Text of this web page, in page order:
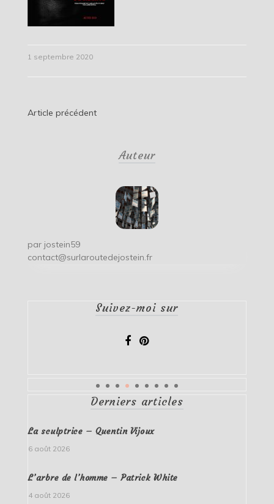
1 septembre 2020
Navigation
Article précédent
Auteur
par jostein59
contact@surlaroutedejostein.fr
Suivez-moi sur
Derniers articles
La sculptrice – Quentin Vijoux
6 août 2026
L’arbre de l’homme – Patrick White
4 août 2026